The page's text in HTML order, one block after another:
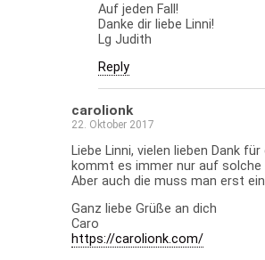
Auf jeden Fall!
Danke dir liebe Linni!
Lg Judith
Reply
carolionk
22. Oktober 2017
Liebe Linni, vielen lieben Dank
kommt es immer nur auf solche
Aber auch die muss man erst
Ganz liebe Grüße an dich
Caro
https://carolionk.com/